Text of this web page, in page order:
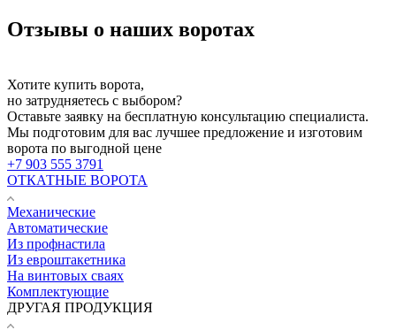
Отзывы о наших воротах
Хотите купить ворота,
но затрудняетесь с выбором?
Оставьте заявку на бесплатную консультацию специалиста.
Мы подготовим для вас лучшее предложение и изготовим
ворота по выгодной цене
+7 903 555 3791
ОТКАТНЫЕ ВОРОТА
Механические
Автоматические
Из профнастила
Из евроштакетника
На винтовых сваях
Комплектующие
ДРУГАЯ ПРОДУКЦИЯ